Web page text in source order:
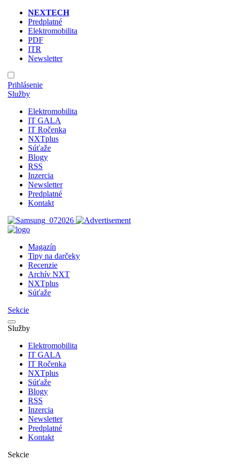
NEXTECH
Predplatné
Elektromobilita
PDF
ITR
Newsletter
Prihlásenie
Služby
Elektromobilita
IT GALA
IT Ročenka
NXTplus
Súťaže
Blogy
RSS
Inzercia
Newsletter
Predplatné
Kontakt
Magazín
Tipy na darčeky
Recenzie
Archív NXT
NXTplus
Súťaže
Sekcie
Služby
Elektromobilita
IT GALA
IT Ročenka
NXTplus
Súťaže
Blogy
RSS
Inzercia
Newsletter
Predplatné
Kontakt
Sekcie